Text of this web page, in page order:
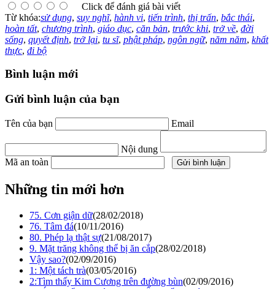
Click để đánh giá bài viết
Từ khóa:sử dụng, suy nghĩ, hành vi, tiến trình, thị trấn, bắc thái,
hoàn tất, chương trình, giáo dục, căn bản, trước khi, trở về, đời
sống, quyết định, trở lại, tu sĩ, phật pháp, ngôn ngữ, năm năm, khất
thực, đi bộ
Bình luận mới
Gửi bình luận của bạn
Tên của bạn Email
Nội dung
Mã an toàn
Những tin mới hơn
75. Cơn giận dữ(28/02/2018)
76. Tâm đá(10/11/2016)
80. Phép lạ thật sự(21/08/2017)
9. Mặt trăng không thể bị ăn cắp(28/02/2018)
Vậy sao?(02/09/2016)
1: Một tách trà(03/05/2016)
2:Tìm thấy Kim Cương trên đường bùn(02/09/2016)